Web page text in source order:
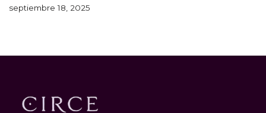
septiembre 18, 2025